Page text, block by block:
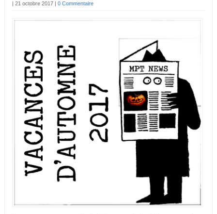
| 21 octobre 2017 | 0 Commentaire